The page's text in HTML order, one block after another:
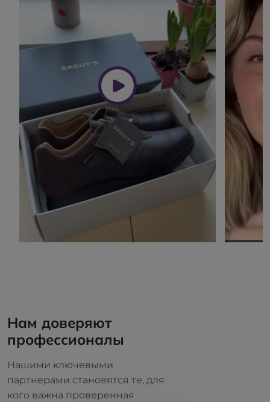
Нам доверяют
профессионалы
Нашими ключевыми
партнерами становятся те, для
кого важна проверенная